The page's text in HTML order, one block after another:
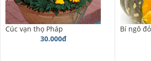
Cúc vạn thọ Pháp
30.000đ
Bí ngô đỏ